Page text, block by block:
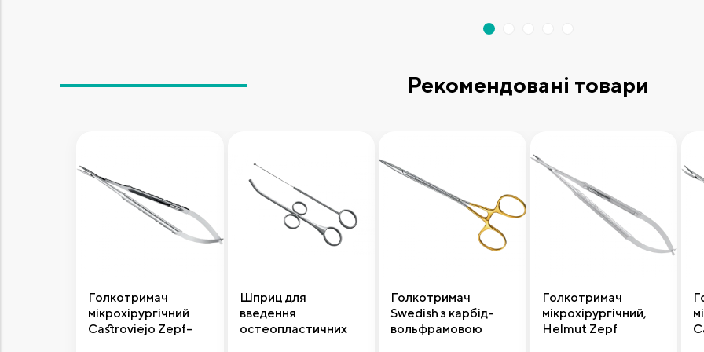
Рекомендовані товари
Голкотримач
мікрохірургічний
Castroviejo Zepf-
Шприц для
введення
остеопластичних
Голкотримач
Swedish з карбід-
вольфрамовою
Голкотримач
мікрохірургічний,
Helmut Zepf